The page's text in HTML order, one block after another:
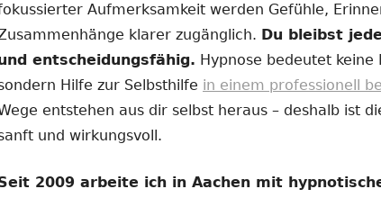
Aufmerksamkeit werden Gefühle,
klarer zugänglich. Du bleibst
entscheidungsfähig. Hypnose bedeutet keine
Hilfe zur Selbsthilfe in einem professionell
entstehen aus dir selbst heraus – deshalb ist
und wirkungsvoll.
2009 arbeite ich in Aachen mit